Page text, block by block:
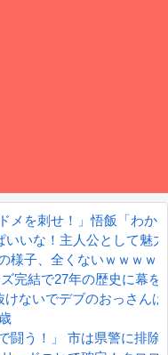
メを刺せ！」悟飯「わ
いいな！主人公として魅
様子、全くないｗｗｗｗ
完結で27年の歴史に幕
けないでデブのおっさん
闘う！」 市は県警に排